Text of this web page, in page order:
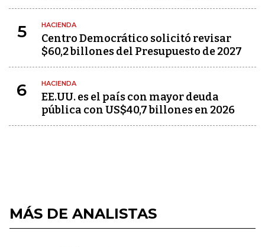
5 HACIENDA
Centro Democrático solicitó revisar
$60,2 billones del Presupuesto de 2027
6 HACIENDA
EE.UU. es el país con mayor deuda
pública con US$40,7 billones en 2026
MÁS DE ANALISTAS